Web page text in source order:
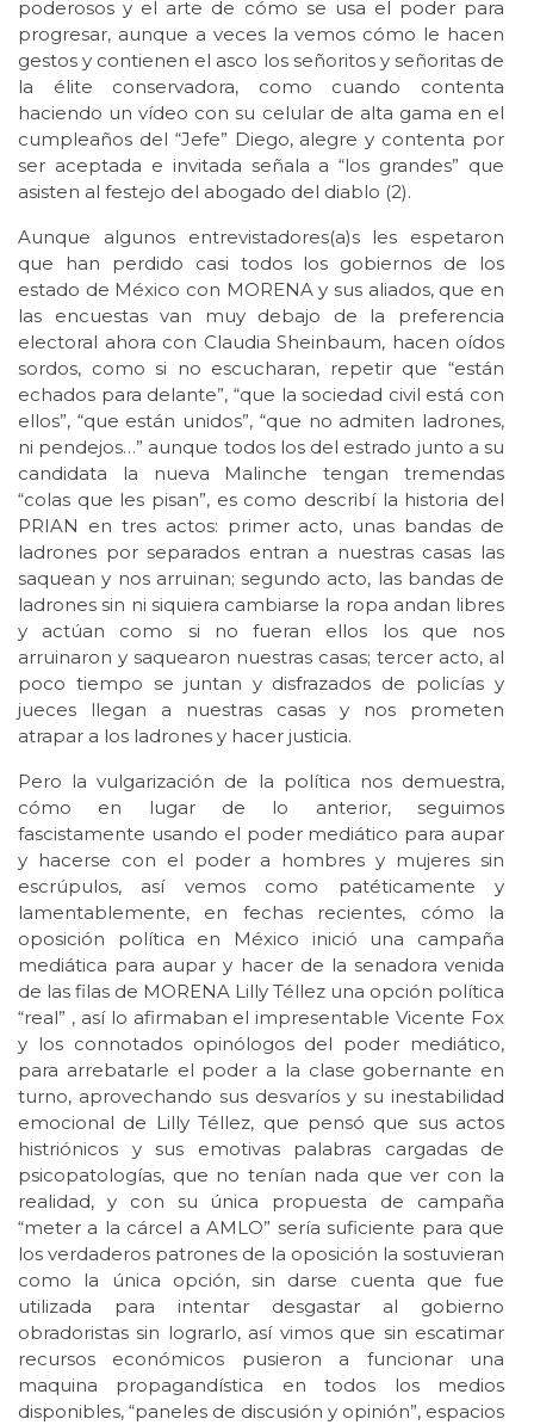
poderosos y el arte de cómo se usa el poder para
progresar, aunque a veces la vemos cómo le hacen
gestos y contienen el asco los señoritos y señoritas de
la élite conservadora, como cuando contenta
haciendo un vídeo con su celular de alta gama en el
cumpleaños del “Jefe” Diego, alegre y contenta por
ser aceptada e invitada señala a “los grandes” que
asisten al festejo del abogado del diablo (2).
Aunque algunos entrevistadores(a)s les espetaron
que han perdido casi todos los gobiernos de los
estado de México con MORENA y sus aliados, que en
las encuestas van muy debajo de la preferencia
electoral ahora con Claudia Sheinbaum, hacen oídos
sordos, como si no escucharan, repetir que “están
echados para delante”, “que la sociedad civil está con
ellos”, “que están unidos”, “que no admiten ladrones,
ni pendejos…” aunque todos los del estrado junto a su
candidata la nueva Malinche tengan tremendas
“colas que les pisan”, es como describí la historia del
PRIAN en tres actos: primer acto, unas bandas de
ladrones por separados entran a nuestras casas las
saquean y nos arruinan; segundo acto, las bandas de
ladrones sin ni siquiera cambiarse la ropa andan libres
y actúan como si no fueran ellos los que nos
arruinaron y saquearon nuestras casas; tercer acto, al
poco tiempo se juntan y disfrazados de policías y
jueces llegan a nuestras casas y nos prometen
atrapar a los ladrones y hacer justicia.
Pero la vulgarización de la política nos demuestra,
cómo en lugar de lo anterior, seguimos
fascistamente usando el poder mediático para aupar
y hacerse con el poder a hombres y mujeres sin
escrúpulos, así vemos como patéticamente y
lamentablemente, en fechas recientes, cómo la
oposición política en México inició una campaña
mediática para aupar y hacer de la senadora venida
de las filas de MORENA Lilly Téllez una opción política
“real” , así lo afirmaban el impresentable Vicente Fox
y los connotados opinólogos del poder mediático,
para arrebatarle el poder a la clase gobernante en
turno, aprovechando sus desvaríos y su inestabilidad
emocional de Lilly Téllez, que pensó que sus actos
histriónicos y sus emotivas palabras cargadas de
psicopatologías, que no tenían nada que ver con la
realidad, y con su única propuesta de campaña
“meter a la cárcel a AMLO” sería suficiente para que
los verdaderos patrones de la oposición la sostuvieran
como la única opción, sin darse cuenta que fue
utilizada para intentar desgastar al gobierno
obradoristas sin lograrlo, así vimos que sin escatimar
recursos económicos pusieron a funcionar una
maquina propagandística en todos los medios
disponibles, “paneles de discusión y opinión”, espacios